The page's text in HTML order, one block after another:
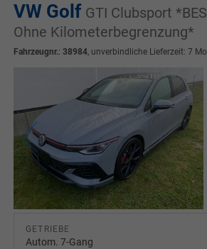
VW Golf GTI Clubsport
Ohne Kilometerbegrenzung*
Fahrzeugnr.: 38984, unverbindliche Lieferzeit: 7
GETRIEBE
Autom. 7-Gang